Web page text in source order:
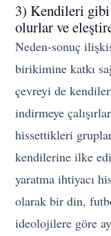
3) Kendileri gibi
olurlar ve
Neden-sonuç
birikimine katkı
çevreyi de
indirmeye
hissettikleri
kendilerine ilke
yaratma ihtiyacı
olarak bir din,
ideolojilere göre